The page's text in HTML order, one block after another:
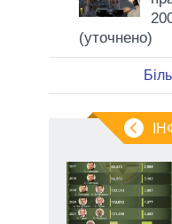
(уточнено)